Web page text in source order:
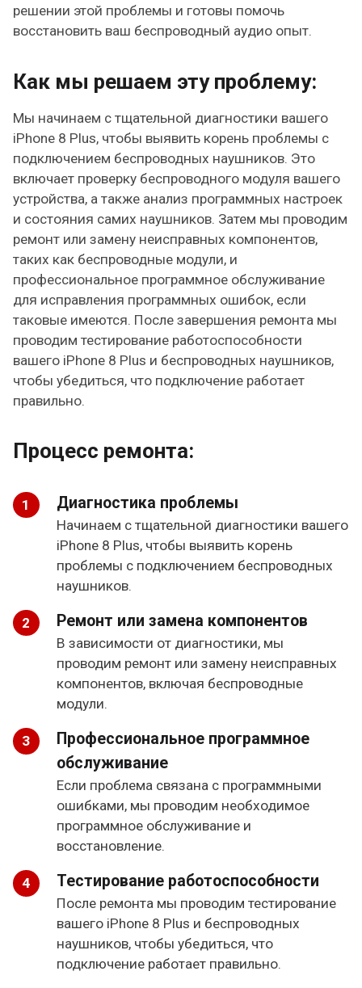
решении этой проблемы и готовы помочь
восстановить ваш беспроводный аудио опыт.
Как мы решаем эту проблему:
Мы начинаем с тщательной диагностики вашего
iPhone 8 Plus, чтобы выявить корень проблемы с
подключением беспроводных наушников. Это
включает проверку беспроводного модуля вашего
устройства, а также анализ программных настроек
и состояния самих наушников. Затем мы проводим
ремонт или замену неисправных компонентов,
таких как беспроводные модули, и
профессиональное программное обслуживание
для исправления программных ошибок, если
таковые имеются. После завершения ремонта мы
проводим тестирование работоспособности
вашего iPhone 8 Plus и беспроводных наушников,
чтобы убедиться, что подключение работает
правильно.
Процесс ремонта:
Диагностика проблемы
Начинаем с тщательной диагностики вашего
iPhone 8 Plus, чтобы выявить корень
проблемы с подключением беспроводных
наушников.
Ремонт или замена компонентов
В зависимости от диагностики, мы
проводим ремонт или замену неисправных
компонентов, включая беспроводные
модули.
Профессиональное программное
обслуживание
Если проблема связана с программными
ошибками, мы проводим необходимое
программное обслуживание и
восстановление.
Тестирование работоспособности
После ремонта мы проводим тестирование
вашего iPhone 8 Plus и беспроводных
наушников, чтобы убедиться, что
подключение работает правильно.